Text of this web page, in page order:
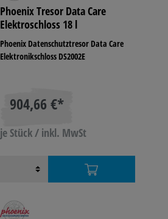
Phoenix Tresor Data Care
Elektroschloss 18 l
Phoenix Datenschutztresor Data Care
Elektronikschloss DS2002E
904,66 €*
je Stück / inkl. MwSt